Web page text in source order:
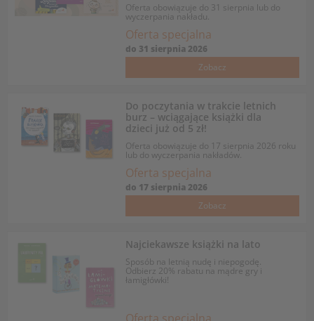
Oferta obowiązuje do 31 sierpnia lub do
wyczerpania nakładu.
Oferta specjalna
do 31 sierpnia 2026
Zobacz
Do poczytania w trakcie letnich
burz – wciągające książki dla
dzieci już od 5 zł!
Oferta obowiązuje do 17 sierpnia 2026 roku
lub do wyczerpania nakładów.
Oferta specjalna
do 17 sierpnia 2026
Zobacz
Najciekawsze książki na lato
Sposób na letnią nudę i niepogodę.
Odbierz 20% rabatu na mądre gry i
łamigłówki!